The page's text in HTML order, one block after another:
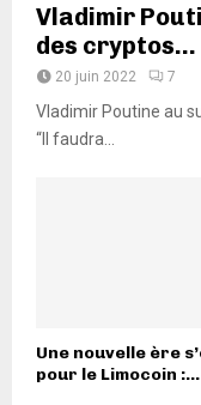
Vladimir
des cryptos...
20 juin 2022 7
Vladimir Poutine au
“Il faudra...
Une nouvelle ère
pour le Limocoin :...